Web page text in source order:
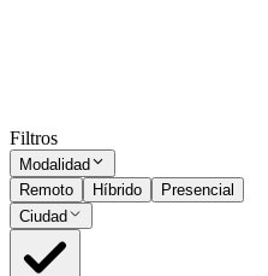
Filtros
Modalidad
Remoto
Híbrido
Presencial
Ciudad